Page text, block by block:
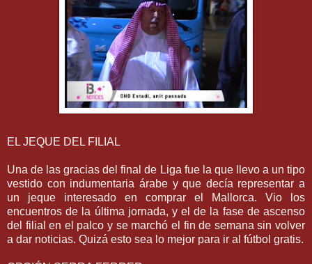
EL JEQUE DEL FILIAL
Una de las gracias del final de Liga fue la que llevo a un tipo
vestido con indumentaria árabe y que decía representar a
un jeque interesado en comprar el Mallorca. Vio los
encuentros de la última jornada, y el de la fase de ascenso
del filial en el palco y se marchó el fin de semana sin volver
a dar noticias. Quizá esto sea lo mejor para ir al fútbol gratis.